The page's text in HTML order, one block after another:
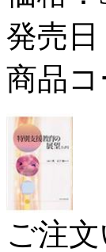
発売日
商品コ
ご注